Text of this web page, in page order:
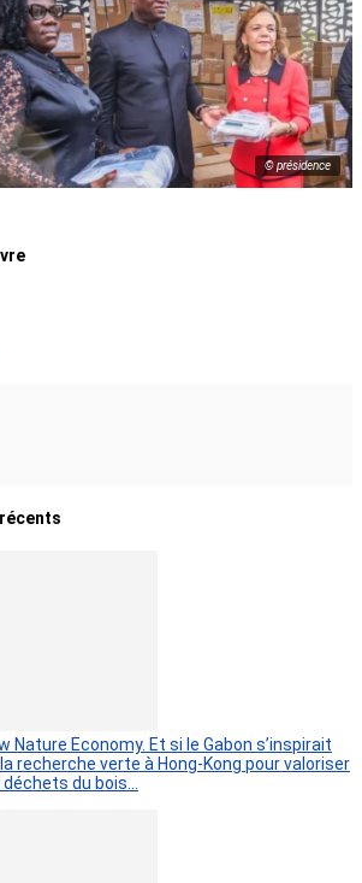
© présidence
Nature Economy. Et si le Gabon s’inspirait
recherche verte à Hong-Kong pour valoriser
déchets du bois…